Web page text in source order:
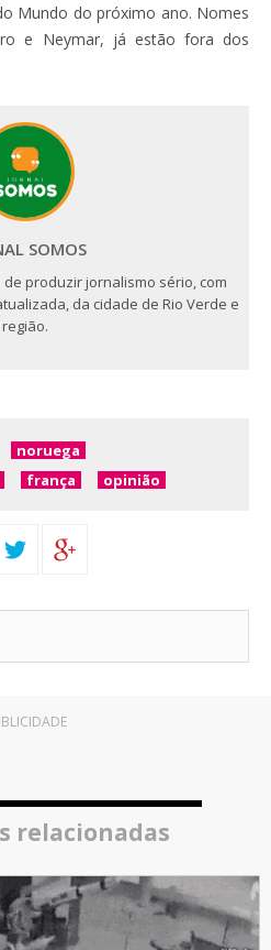
Mundo do próximo ano. Nomes
e Neymar, já estão fora dos
SOMOS
produzir jornalismo sério, com
da cidade de Rio Verde e
região.
noruega
frança opinião
relacionadas